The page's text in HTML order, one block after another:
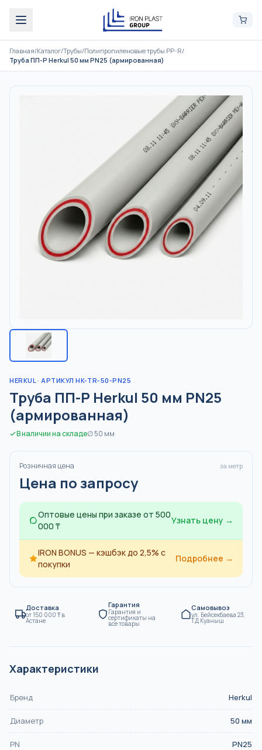
Главная/Каталог/Трубы/Полипропиленовые трубы PP-R/
Труба ПП-Р Herkul 50 мм PN25 (армированная)
HERKUL · АРТИКУЛ HK-TR-50-PN25
Труба ПП-Р Herkul 50 мм PN25
(армированная)
В наличии на складе∅50 мм
Розничная цена за метр
Цена по запросу
Оптовые цены при заказе от 500
000 ₸
Узнать цену →
IRON BONUS — кэшбэк до 2,5% с
покупки
Подробнее →
Доставка
от150 000 ₸в
Астане
Гарантия
Гарантия и
сертификаты на
все товары
Самовывоз
ул. Бейсекбаева 23,
ТД Куаныш
Характеристики
Бренд Herkul
Диаметр 50 мм
PN PN25